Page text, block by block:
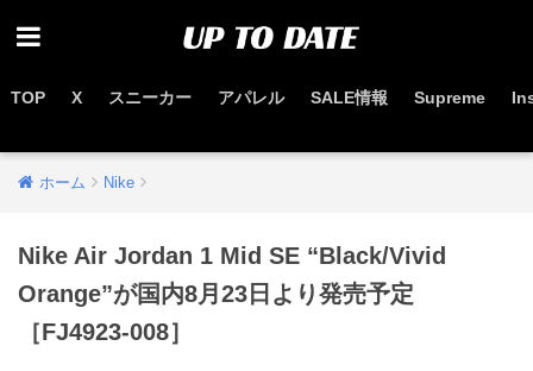
TOP X スニーカー アパレル SALE情報 Supreme
ホーム Nike
Nike Air Jordan 1 Mid SE “Black/Vivid
Orange”が国内8月23日より発売予定
［FJ4923-008］